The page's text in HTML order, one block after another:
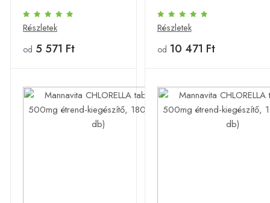
500mg étrend-
kiegészítő, 180db
Részletek
od 5 571 Ft
500mg étrend-
kiegészítő, 180db (2
db)
Részletek
od 10 471 Ft